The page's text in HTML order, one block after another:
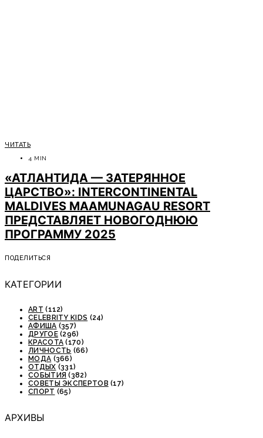
ЧИТАТЬ
4 MIN
«АТЛАНТИДА — ЗАТЕРЯННОЕ
ЦАРСТВО»: INTERCONTINENTAL
MALDIVES MAAMUNAGAU RESORT
ПРЕДСТАВЛЯЕТ НОВОГОДНЮЮ
ПРОГРАММУ 2025
ПОДЕЛИТЬСЯ
КАТЕГОРИИ
ART (112)
CELEBRITY KIDS (24)
АФИША (357)
ДРУГОЕ(296)
КРАСОТА (170)
ЛИЧНОСТЬ (66)
МОДА (366)
ОТДЫХ (331)
СОБЫТИЯ (382)
СОВЕТЫ ЭКСПЕРТОВ (17)
СПОРТ (65)
АРХИВЫ